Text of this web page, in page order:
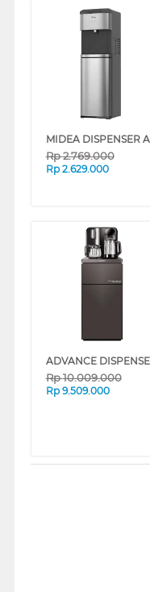
Rp2.769.000
Rp 2.629.000
Rp10.009.000
Rp 9.509.000